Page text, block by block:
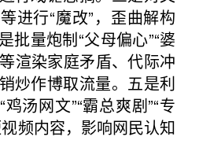
进行“魔改”，歪曲解构
批量炮制“父母偏心”“婆
渲染家庭矛盾、代际冲
炒作博取流量。五是利
汤网文”“霸总爽剧”“专
频内容，影响网民认知